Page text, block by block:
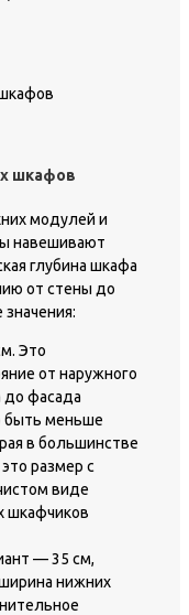
шкафов
модулей и
навешивают
глубина шкафа
от стены до
Это
от наружного
до фасада
быть меньше
в большинстве
размер с
виде
шкафчиков
— 35 см,
нижних